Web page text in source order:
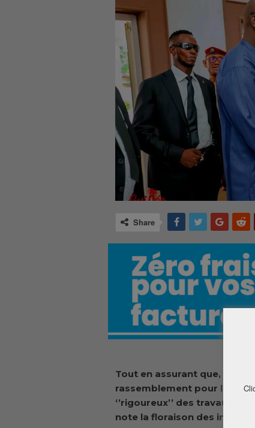
Share
Tout en assurant que,
rassemblement pour le
‘’rigoureux’’ des travaux,
note la floraison des